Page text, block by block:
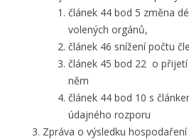
článek 44 bod 5 změna
volených orgánů,
článek 46 snížení počtu
článek 45 bod 22 o
něm
článek 44 bod 10 s
údajného rozporu
Zpráva o výsledku